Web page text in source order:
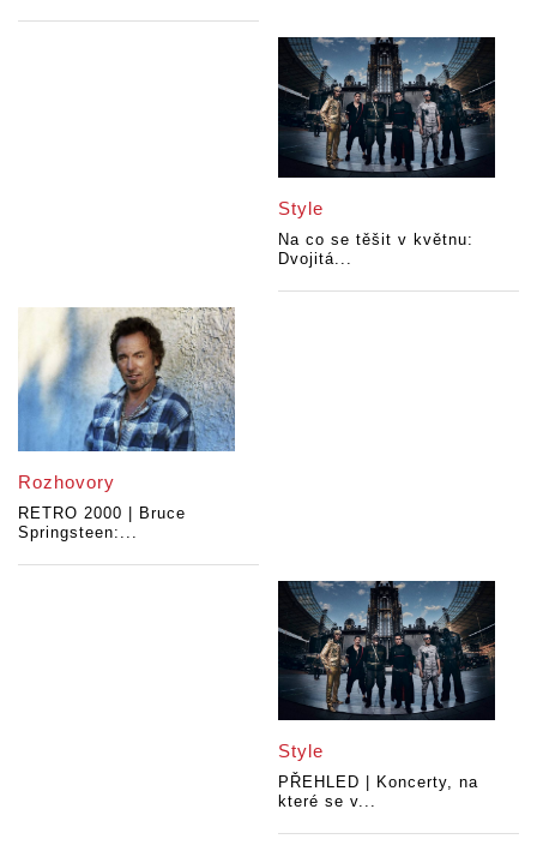
Style
Na co se těšit v květnu:
Dvojitá...
Rozhovory
RETRO 2000 | Bruce
Springsteen:...
Style
PŘEHLED | Koncerty, na
které se v...